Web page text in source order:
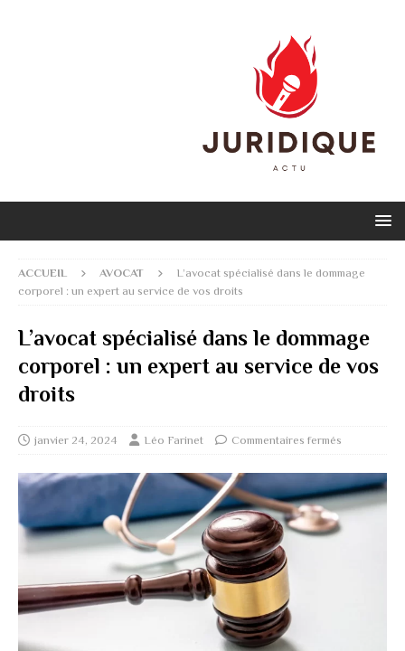
ACCUEIL AVOCAT
L’avocat spécialisé dans le dommage
corporel : un expert au service de vos droits
L’avocat spécialisé dans le dommage
corporel : un expert au service de vos
droits
janvier 24, 2024 Léo Farinet Commentaires fermés